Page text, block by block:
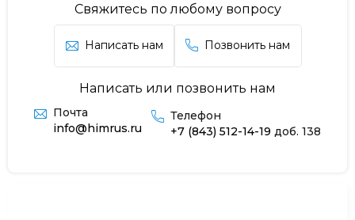
Свяжитесь по любому вопросу
Написать нам Позвонить нам
Написать или позвонить нам
Почта
info@himrus.ru
Телефон
+7 (843) 512-14-19 доб. 138